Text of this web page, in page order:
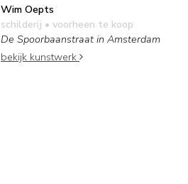
Wim Oepts
schilderij • voorheen te koop
De Spoorbaanstraat in Amsterdam
bekijk kunstwerk